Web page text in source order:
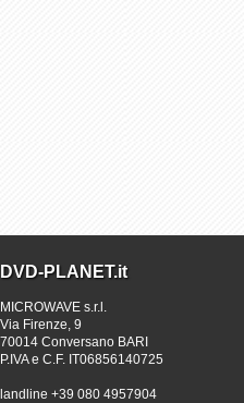
DVD-PLANET.it
MICROWAVE s.r.l.
Via Firenze, 9
70014 Conversano BARI
P.IVA e C.F. IT06856140725
landline +39 080 4957904